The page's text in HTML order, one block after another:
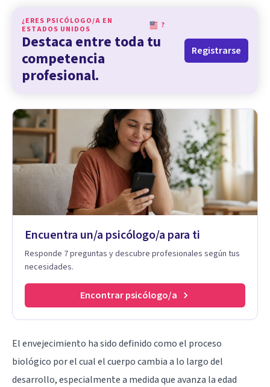
¿ERES PSICÓLOGO/A EN
ESTADOS UNIDOS
?
Destaca entre toda tu
competencia
profesional.
Registrarse
Encuentra un/a psicólogo/a para ti
Responde 7 preguntas y descubre profesionales según tus
necesidades.
Encontrar psicólogo/a
El envejecimiento ha sido definido como el proceso
biológico por el cual el cuerpo cambia a lo largo del
desarrollo, especialmente a medida que avanza la edad